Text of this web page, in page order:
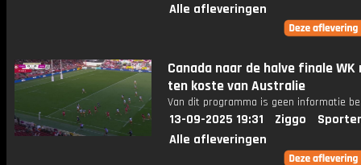
Alle afleveringen
Canada naar de halve finale WK
ten koste van Australie
Van dit programma is geen informatie
13-09-2025 19:31 Ziggo
Alle afleveringen